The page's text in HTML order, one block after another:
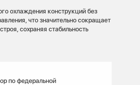
охлаждения конструкций без
что значительно сокращает
сохраняя стабильность
по федеральной